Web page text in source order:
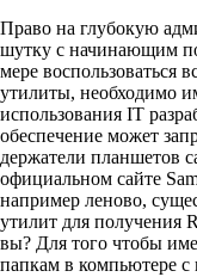
Право на глубокую
шутку с начинающим
мере воспользоваться
утилиты, необходимо
использования IT
обеспечение может
держатели планшетов
официальном сайте
например леново,
утилит для получения
вы? Для того чтобы
папкам в компьютере